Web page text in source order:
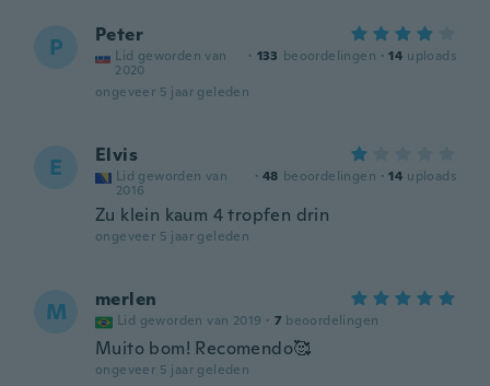
P Peter
Lid geworden van
2020
· 133 beoordelingen · 14 uploads
ongeveer 5 jaar geleden
E Elvis
Lid geworden van
2016
· 48 beoordelingen · 14 uploads
Zu klein kaum 4 tropfen drin
ongeveer 5 jaar geleden
M merlen
Lid geworden van 2019 · 7 beoordelingen
Muito bom! Recomendo🥰
ongeveer 5 jaar geleden